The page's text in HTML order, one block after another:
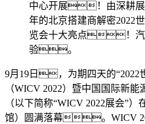
中心开展！由深耕展
年的北京搭建商解密2022
览会十大亮点！汽
验。
9月19日，为期四天的“2022
（WICV 2022）暨中国国际新
（以下简称“WICV 2022展会”
馆）圆满落幕。WICV